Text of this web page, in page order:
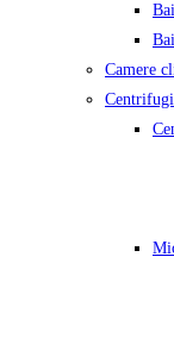
Camere
Centrifugi